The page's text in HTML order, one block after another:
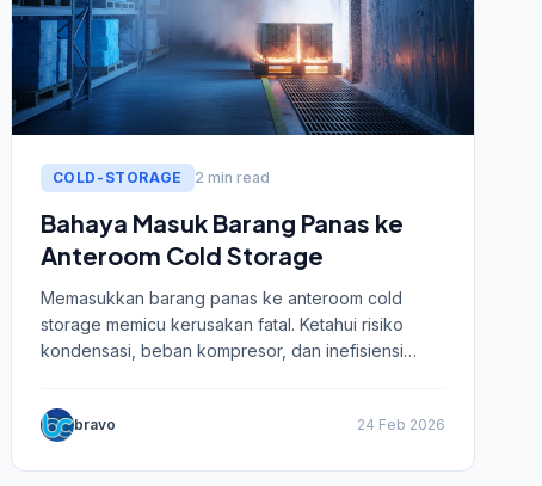
COLD-STORAGE 2 min read
Bahaya Masuk Barang Panas ke
Anteroom Cold Storage
Memasukkan barang panas ke anteroom cold
storage memicu kerusakan fatal. Ketahui risiko
kondensasi, beban kompresor, dan inefisiensi
bravo 24 Feb 2026